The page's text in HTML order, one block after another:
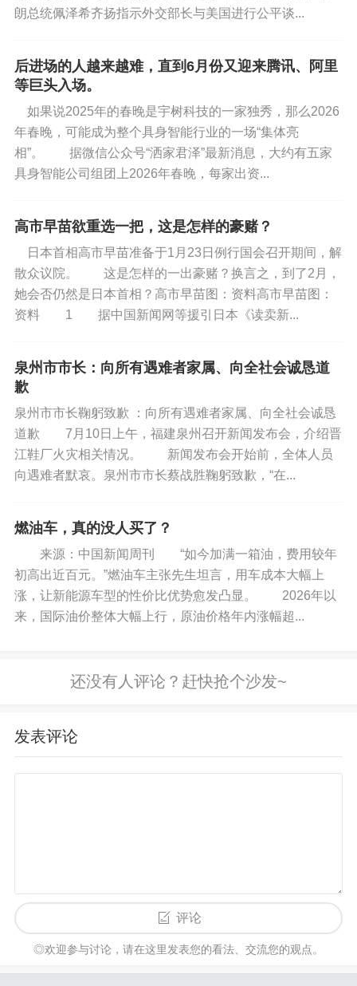
朗总统佩泽希齐扬指示外交部长与美国进行公平谈...
后进场的人越来越难，直到6月份又迎来腾讯、阿里
等巨头入场。
如果说2025年的春晚是宇树科技的一家独秀，那么2026
年春晚，可能成为整个具身智能行业的一场“集体亮
相”。 据微信公众号“洒家君泽”最新消息，大约有五家
具身智能公司组团上2026年春晚，每家出资...
高市早苗欲重选一把，这是怎样的豪赌？
日本首相高市早苗准备于1月23日例行国会召开期间，解
散众议院。 这是怎样的一出豪赌？换言之，到了2月，
她会否仍然是日本首相？高市早苗图：资料高市早苗图：
资料 1 据中国新闻网等援引日本《读卖新...
泉州市市长：向所有遇难者家属、向全社会诚恳道
歉
泉州市市长鞠躬致歉 ：向所有遇难者家属、向全社会诚恳
道歉 7月10日上午，福建泉州召开新闻发布会，介绍晋
江鞋厂火灾相关情况。 新闻发布会开始前，全体人员
向遇难者默哀。泉州市市长蔡战胜鞠躬致歉，“在...
燃油车，真的没人买了？
来源：中国新闻周刊 “如今加满一箱油，费用较年
初高出近百元。”燃油车主张先生坦言，用车成本大幅上
涨，让新能源车型的性价比优势愈发凸显。 2026年以
来，国际油价整体大幅上行，原油价格年内涨幅超...
发表评论
评论
◎欢迎参与讨论，请在这里发表您的看法、交流您的观点。